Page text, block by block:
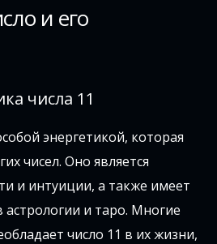
и его
числа 11
энергетикой, которая
чисел. Оно является
и интуиции, а также имеет
астрологии и таро. Многие
число 11 в их жизни,